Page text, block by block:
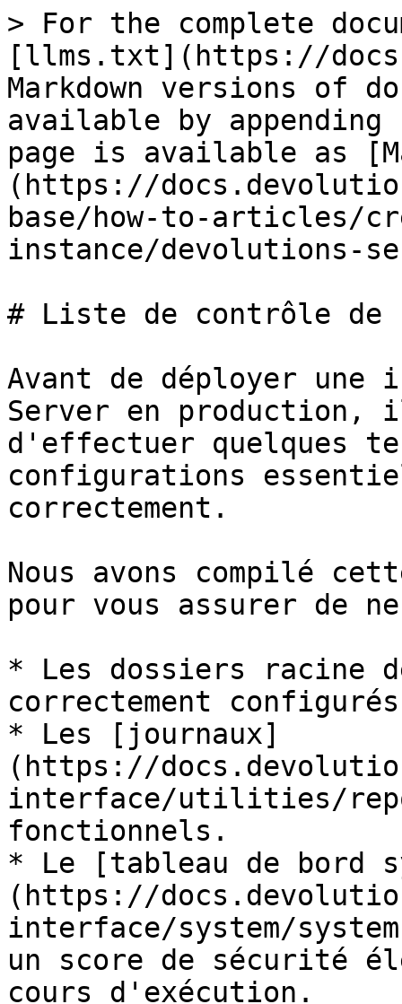
> For the complete
[llms.txt](https://
Markdown versions of
available by
page is available as
(https://
base/how-to-articles/
instance/devolutions-
# Liste de contrôle de
Avant de déployer une
Server en production, il
d'effectuer quelques
configurations
correctement.
Nous avons compilé
pour vous assurer de
* Les dossiers racine
correctement
* Les [journaux]
(https://
interface/utilities/
fonctionnels.
* Le [tableau de bord
(https://
interface/system/
un score de sécurité
cours d'exécution.